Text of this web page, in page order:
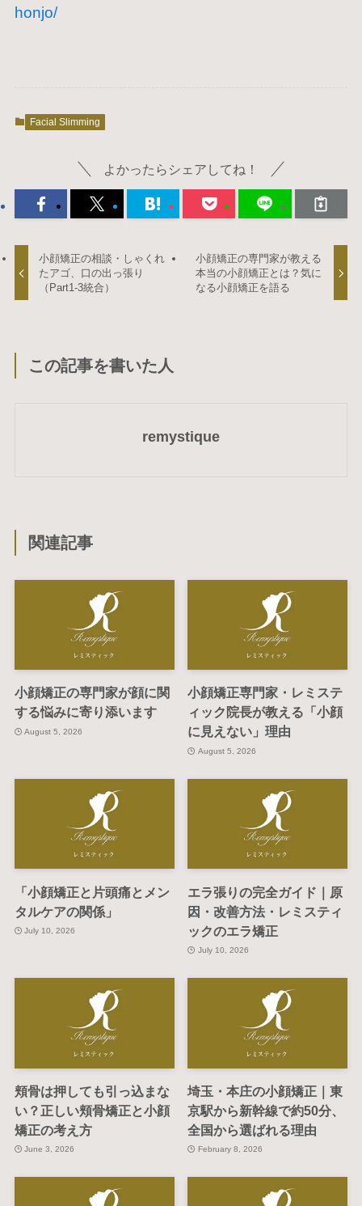
honjo/
Facial Slimming
よかったらシェアしてね！
小顔矯正の相談・しゃくれ
たアゴ、口の出っ張り
（Part1-3統合）
小顔矯正の専門家が教える
本当の小顔矯正とは？気に
なる小顔矯正を語る
この記事を書いた人
remystique
関連記事
小顔矯正の専門家が顔に関
する悩みに寄り添います
August 5, 2026
小顔矯正専門家・レミステ
ィック院長が教える「小顔
に見えない」理由
August 5, 2026
「小顔矯正と片頭痛とメン
タルケアの関係」
July 10, 2026
エラ張りの完全ガイド｜原
因・改善方法・レミスティ
ックのエラ矯正
July 10, 2026
頬骨は押しても引っ込まな
い？正しい頬骨矯正と小顔
矯正の考え方
June 3, 2026
埼玉・本庄の小顔矯正｜東
京駅から新幹線で約50分、
全国から選ばれる理由
February 8, 2026